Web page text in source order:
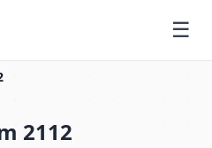
2112